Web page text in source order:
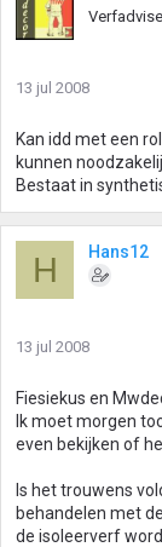
13 jul 2008
Kan idd met een
kunnen
Bestaat in
H Hans12
13 jul 2008
Fiesiekus en
Ik moet morgen
even bekijken of
Is het trouwens
behandelen met
de isoleerverf